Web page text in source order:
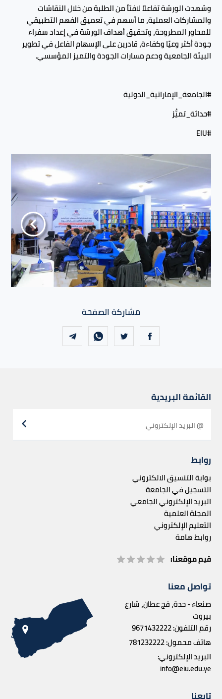
وشهدت الورشة تفاعلاً لافتاً من الطلبة من خلال النقاشات
والمشاركات العملية، ما أسهم في تعميق الفهم التطبيقي
للمحاور المطروحة، وتحقيق أهداف الورشة في إعداد سفراء
جودة أكثر وعيًا وكفاءة، قادرين على الإسهام الفاعل في تطوير
البيئة الجامعية ودعم مسارات الجودة والتميز المؤسسي.
#الجامعة_الإماراتية_الدولية
#حداثة_تميُّز
#EIU
مشاركة الصفحة
القائمة البريدية
روابط
بوابة التنسيق الالكتروني
التسجيل في الجامعة
البريد الإلكتروني الجامعي
المجلة العلمية
التعليم الإلكتروني
روابط هامة
قيم موقعنا:
تواصل معنا
صنعاء - حدة، فج عطان، شارع
بيروت
رقم التلفون:9671432222
هاتف محمول:781232222
البريد الإلكتروني:
info@eiu.edu.ye